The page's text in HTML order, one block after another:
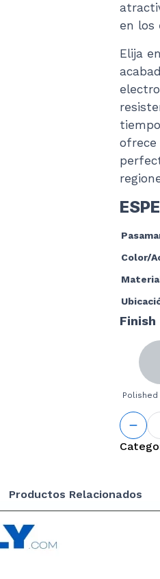
en los
Elija
ofrece
Color/
Finish
Productos Relacionados